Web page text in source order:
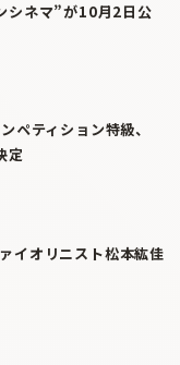
シネマ”が10月2日公
ペティション特級、
定
イオリニスト松本紘佳